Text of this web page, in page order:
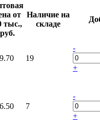
от
тыс.,
руб.
Наличие на
складе
19
-
+
7
-
+